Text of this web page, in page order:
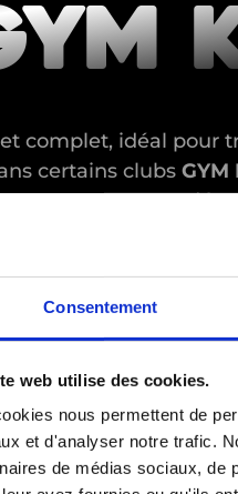
Consentement
web utilise des cookies.
nous permettent de
et d'analyser notre trafic.
de médias sociaux, de
complet, idéal pour
certains clubs GYM
et vous